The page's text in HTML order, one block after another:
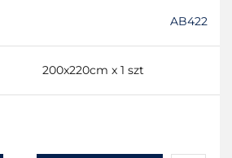
AB422
200x220cm x 1 szt